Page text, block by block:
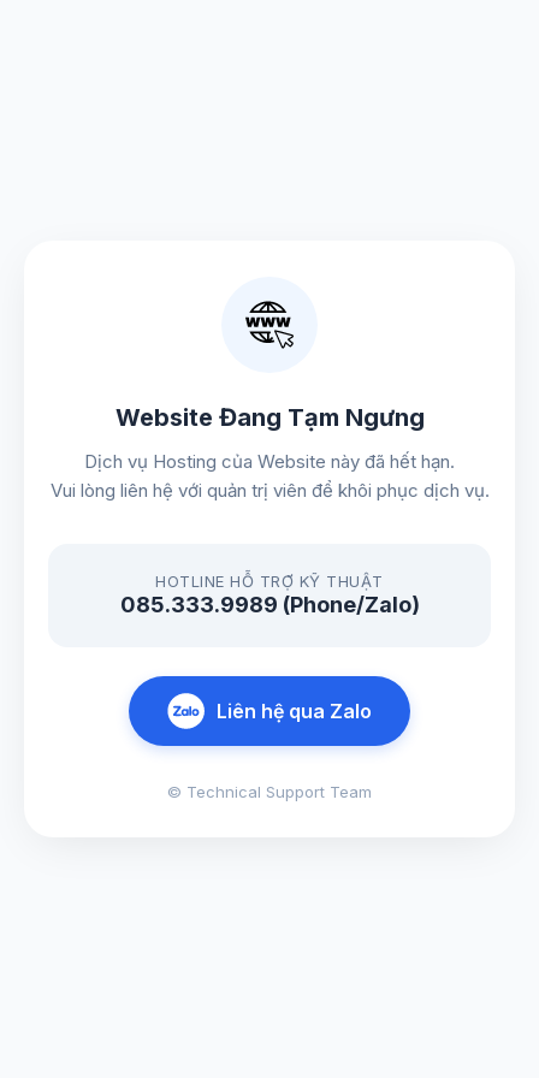
Website Đang Tạm Ngưng
Dịch vụ Hosting của Website này đã hết hạn.
Vui lòng liên hệ với quản trị viên để khôi phục dịch vụ.
HOTLINE HỖ TRỢ KỸ THUẬT
085.333.9989 (Phone/Zalo)
Liên hệ qua Zalo
© Technical Support Team